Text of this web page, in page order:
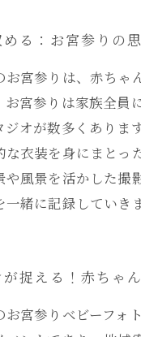
る：お宮参りの
お宮参りは、赤ちゃ
宮参りは家族全員
ジオが数多くありま
な衣装を身にまと
や風景を活かした撮
緒に記録していき
捉える！赤ちゃ
お宮参りベビーフォ